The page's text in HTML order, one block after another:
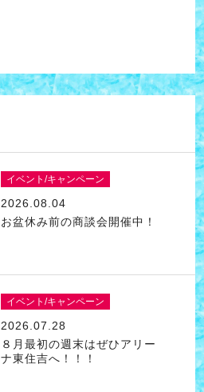
イベント/キャンペーン
2026.08.04
お盆休み前の商談会開催中！
イベント/キャンペーン
2026.07.28
８月最初の週末はぜひアリー
ナ東住吉へ！！！